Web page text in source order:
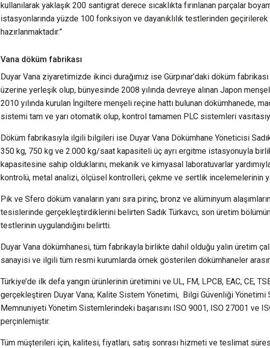
kullanılarak yaklaşık 200 santigrat derece sıcaklıkta fırınlanan parçalar
istasyonlarında yüzde 100 fonksiyon ve dayanıklılık testlerinden
hazırlanmaktadır.”
Vana döküm fabrikası
Duyar Vana ziyaretimizde ikinci durağımız ise Gürpınar’daki döküm
üzerine yerleşik olup, bünyesinde 2008 yılında devreye alınan Japon
2010 yılında kurulan İngiltere menşeli reçine hattı bulunan dökümhanede,
sistemi tam ve yarı otomatik olup, kontrol tamamen PLC sistemleri
Döküm fabrikasıyla ilgili bilgileri ise Duyar Vana Dökümhane Yöneticisi Sadık
350 kg, 750 kg ve 2.000 kg/saat kapasiteli üç ayrı ergitme istasyonuyla
kapasitesine sahip olduklarını, mekanik ve kimyasal laboratuvarlar
kontrolü, metal analizi, ölçüsel kontrolleri, çekme ve sertlik incelemelerinin
Pik ve Sfero döküm vanaların yanı sıra pirinç, bronz ve alüminyum
tesislerinde gerçekleştirdiklerini belirten Sadık Türkavcı, son üretim
testlerinin uygulandığını belirtti.
Duyar Vana dökümhanesi, tüm fabrikayla birlikte dahil olduğu yalın üretim
sanayisi ve ilgili tüm resmi kurumlarda örnek gösterilen dökümhaneler
Türkiye’de ilk defa yangın ürünlerinin üretimini ve UL, FM, LPCB, EAC, CE,
gerçekleştiren Duyar Vana; Kalite Sistem Yönetimi, Bilgi Güvenliği
Memnuniyeti Yönetim Sistemlerindeki başarısını ISO 9001, ISO 27001 ve
perçinlemiştir.
Tüm müşterileri için, kalitesi, fiyatları, satış sonrası hizmeti ve teslimat